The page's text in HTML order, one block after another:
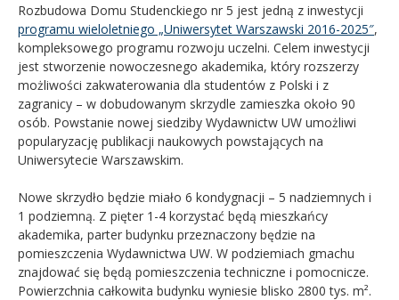
Rozbudowa Domu Studenckiego nr 5 jest jedną z inwestycji
programu wieloletniego „Uniwersytet Warszawski 2016-2025″,
kompleksowego programu rozwoju uczelni. Celem inwestycji
jest stworzenie nowoczesnego akademika, który rozszerzy
możliwości zakwaterowania dla studentów z Polski i z
zagranicy – w dobudowanym skrzydle zamieszka około 90
osób. Powstanie nowej siedziby Wydawnictw UW umożliwi
popularyzację publikacji naukowych powstających na
Uniwersytecie Warszawskim.
Nowe skrzydło będzie miało 6 kondygnacji – 5 nadziemnych i
1 podziemną. Z pięter 1-4 korzystać będą mieszkańcy
akademika, parter budynku przeznaczony będzie na
pomieszczenia Wydawnictwa UW. W podziemiach gmachu
znajdować się będą pomieszczenia techniczne i pomocnicze.
Powierzchnia całkowita budynku wyniesie blisko 2800 tys. m².